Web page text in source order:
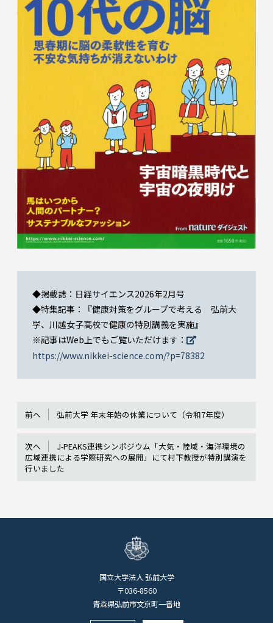
◆掲載誌：日経サイエンス2026年2月号
◆特集記事：『健康対策をグループで考える 弘前大
学、川越女子高校で健康の特別講義を実施』
※記事はWeb上でもご覧いただけます：
https://www.nikkei-science.com/?p=78382
前へ 弘前大学 年末年始の休業について（令和7年度）
次へ
J-PEAKS連携シンポジウム「大気・陸域・海洋環境の
広域連携による学際研究への展開」にて村下教授が特別講演を
行いました
国立大学法人 弘前大学
〒036-8560
青森県弘前市文京町一番地